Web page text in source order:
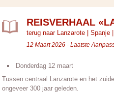
REISVERHAAL
terug naar Lanzarote Spanje
12 Maart 2026 - Laatste
Donderdag 12 maart
Tussen centraal Lanzarote en het
ongeveer 300 jaar geleden.